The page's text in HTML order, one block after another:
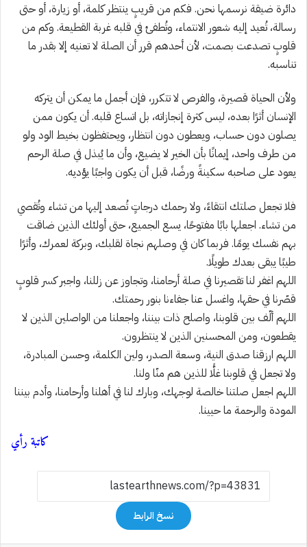
دائرة ضيقة نرسمها نحن. فكم من قريبٍ ينتظر كلمة، أو زيارة، أو حتى
رسالة، تُعيد إليه شعور الانتماء، وتُطفئ في قلبه غربة القطيعة. وكم من
قلوبٍ تصدعت بصمت، لأن أحدهم قرر أن الصلة لا تعنيه إلا بقدر ما
تناسبه.
ولأن الحياة قصيرة، والفرص لا تتكرر، فإن أجمل ما يمكن أن يتركه
الإنسان أثرًا بعده، ليس كثرة إنجازاته، بل اتساع قلبه. أن يكون ممن
يصلون دون حساب، ويعطون دون انتظار، ويحتفظون بخيط الود ولو
من طرف واحد، إيمانًا بأن الخير لا يضيع، وأن ما يُبذل في صلة الرحم
يعود على صاحبه سكينةً ورضًا، قبل أن يكون واجبًا يؤديه.
فلا تجعل صلتك انتقاءً، ولا رحمك درجاتٍ تُصعد إليها من تشاء وتُقصي
من تشاء. اجعلها بابًا مفتوحًا، يسع الجميع، حتى أولئك الذين ضاقت
بهم نفسك يومًا. فربما كان في وصلهم نجاة لقلبك، وبركة لعمرك، وأثرًا
طيبًا يبقى بعدك طويلًا.
اللهم اغفر لنا تقصيرنا في صلة أرحامنا، وتجاوز عن زللنا، واجبر كسر قلوبٍ
قصّرنا في حقها، واغسل عنا جفاءنا بنور رحمتك.
اللهم ألّف بين قلوبنا، واصلح ذات بيننا، واجعلنا من الواصلين الذين لا
يقطعون، ومن المحسنين الذين لا ينتظرون.
اللهم ارزقنا صدق النية، وسعة الصدر، ولين الكلمة، وحسن المبادرة،
ولا تجعل في قلوبنا غلًّا للذين هم منّا ولنا.
اللهم اجعل صلتنا خالصة لوجهك، وبارك لنا في أهلنا وأرحامنا، وأدم بيننا
المودة والرحمة ما حيينا.
كاتبة رأي
نسخ الرابط